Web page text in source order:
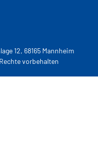
12, 68165 Mannheim
vorbehalten